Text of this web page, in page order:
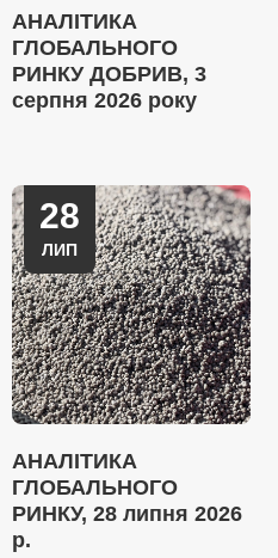
АНАЛІТИКА
ГЛОБАЛЬНОГО
РИНКУ ДОБРИВ, 3
серпня 2026 року
28
ЛИП
АНАЛІТИКА
ГЛОБАЛЬНОГО
РИНКУ, 28 липня 2026
р.